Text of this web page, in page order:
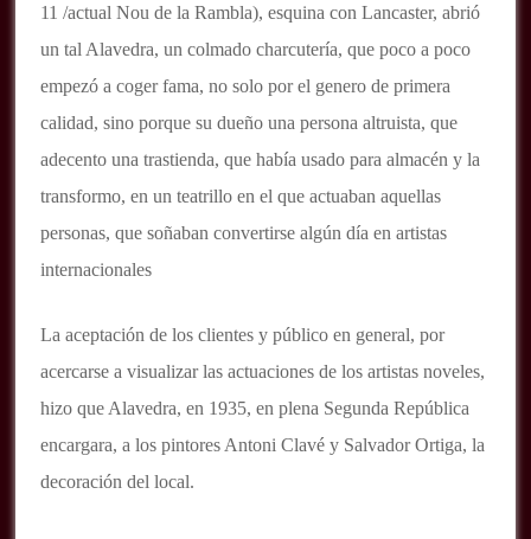
11 /actual Nou de la Rambla), esquina con Lancaster, abrió
un tal Alavedra, un colmado charcutería, que poco a poco
empezó a coger fama, no solo por el genero de primera
calidad, sino porque su dueño una persona altruista, que
adecento una trastienda, que había usado para almacén y la
transformo, en un teatrillo en el que actuaban aquellas
personas, que soñaban convertirse algún día en artistas
internacionales
La aceptación de los clientes y público en general, por
acercarse a visualizar las actuaciones de los artistas noveles,
hizo que Alavedra, en 1935, en plena Segunda República
encargara, a los pintores Antoni Clavé y Salvador Ortiga, la
decoración del local.